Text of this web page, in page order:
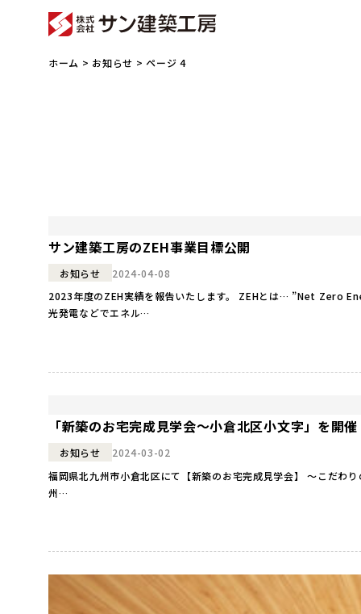
ホーム > お知らせ > ページ 4
サン建築工房のZEH事業目標公開
お知らせ
2024-04-08
2023年度のZEH実績を報告いたします。 ZEHとは… ”Net Zero
光発電などでエネル…
「新築のお宅完成見学会～小倉北区小文字」を開
お知らせ
2024-03-02
福岡県北九州市小倉北区にて【新築のお宅完成見学会】 ～こだわりの間取りとインテリア『OMソーラーの家』完成見学会”を開催します！ ●日時● ※終了しました ●会場● 福岡県北九
州…